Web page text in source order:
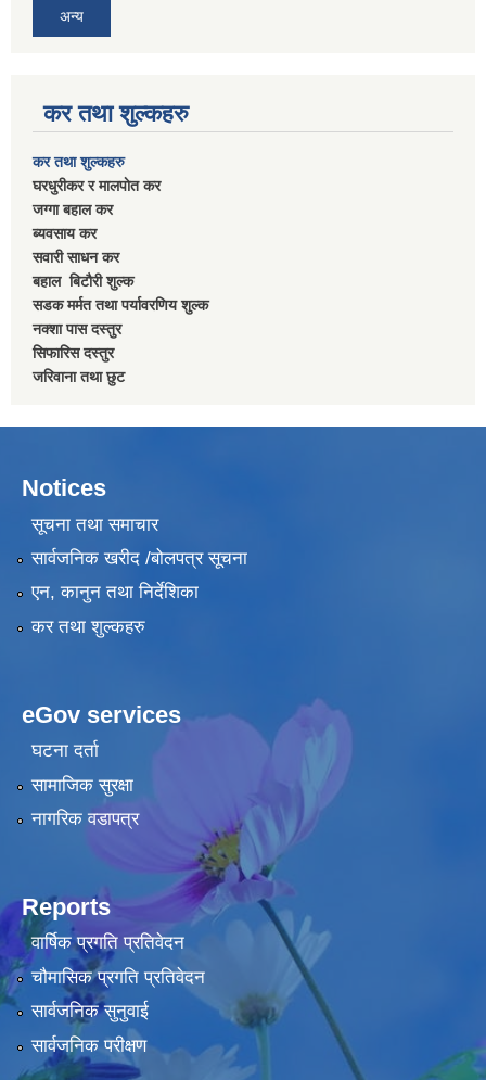
अन्य
कर तथा शुल्कहरु
कर तथा शुल्कहरु
घरधुरीकर र मालपाेत कर
जग्गा बहाल कर
ब्यवसाय कर
सवारी साधन कर
बहाल बिटाैरी शुल्क
सडक मर्मत तथा पर्यावरणिय शुल्क
नक्शा पास दस्तुर
सिफारिस दस्तुर
जरिवाना तथा छुट
Notices
सूचना तथा समाचार
सार्वजनिक खरीद /बोलपत्र सूचना
एन, कानुन तथा निर्देशिका
कर तथा शुल्कहरु
eGov services
घटना दर्ता
सामाजिक सुरक्षा
नागरिक वडापत्र
Reports
वार्षिक प्रगति प्रतिवेदन
चौमासिक प्रगति प्रतिवेदन
सार्वजनिक सुनुवाई
सार्वजनिक परीक्षण